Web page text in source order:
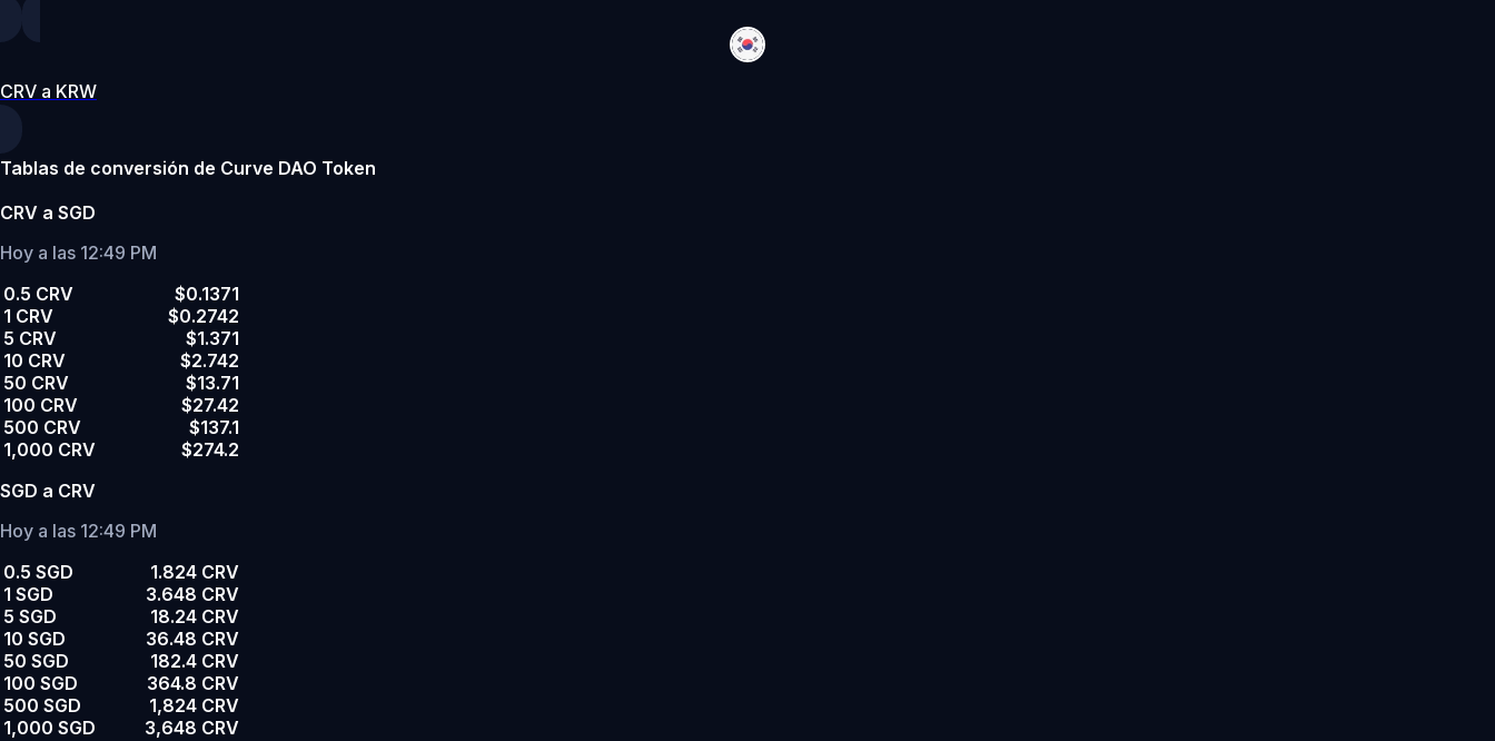
CRV a KRW
Tablas de conversión de Curve DAO Token
CRV a SGD
Hoy a las 12:49 PM
0.5 CRV
$0.1371
1 CRV
$0.2742
5 CRV
$1.371
10 CRV
$2.742
50 CRV
$13.71
100 CRV
$27.42
500 CRV
$137.1
1,000 CRV
$274.2
SGD a CRV
Hoy a las 12:49 PM
0.5 SGD
1.824 CRV
1 SGD
3.648 CRV
5 SGD
18.24 CRV
10 SGD
36.48 CRV
50 SGD
182.4 CRV
100 SGD
364.8 CRV
500 SGD
1,824 CRV
1,000 SGD
3,648 CRV